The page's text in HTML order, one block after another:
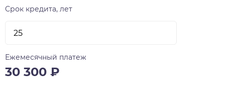
скамейки. Главная функциональная идея
Вечерняя архитектурная подсветка дома и
особенному уютной и несколько мечтательной
Срок кредита, лет
Ежемесячный платеж
30 300 ₽